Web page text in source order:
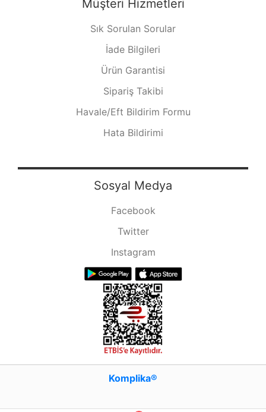
Müşteri Hizmetleri
Sık Sorulan Sorular
İade Bilgileri
Ürün Garantisi
Sipariş Takibi
Havale/Eft Bildirim Formu
Hata Bildirimi
Sosyal Medya
Facebook
Twitter
Instagram
Komplika®